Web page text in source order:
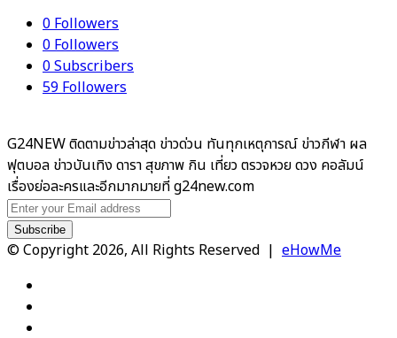
0 Followers
0 Followers
0Subscribers
59 Followers
G24NEW ติดตามข่าวล่าสุด ข่าวด่วน ทันทุกเหตุการณ์ ข่าวกีฬา ผล
ฟุตบอล ข่าวบันเทิง ดารา สุขภาพ กิน เที่ยว ตรวจหวย ดวง คอลัมน์
เรื่องย่อละครและอีกมากมายที่ g24new.com
Enter
your
Email
© Copyright 2026, All Rights Reserved | eHowMe